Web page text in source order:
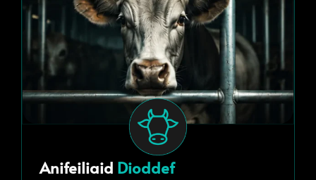
Anifeiliaid Dioddef